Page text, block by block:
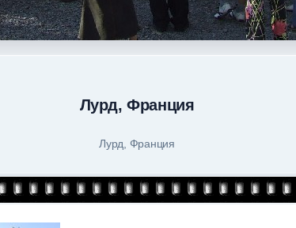
Лурд, Франция
Лурд, Франция